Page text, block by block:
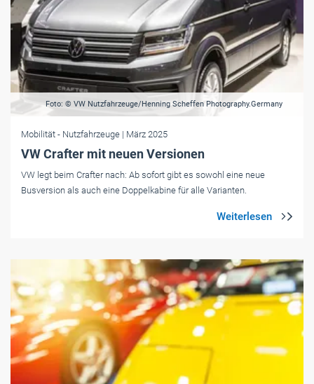
Foto: © VW Nutzfahrzeuge/Henning Scheffen Photography.Germany
Mobilität - Nutzfahrzeuge | März 2025
VW Crafter mit neuen Versionen
VW legt beim Crafter nach: Ab sofort gibt es sowohl eine neue
Busversion als auch eine Doppelkabine für alle Varianten.